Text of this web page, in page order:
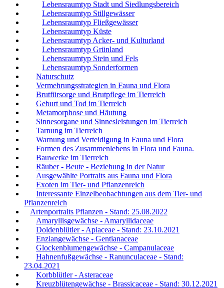
Lebensraumtyp Stadt und Siedlungsbereich
Lebensraumtyp Stillgewässer
Lebensraumtyp Fließgewässer
Lebensraumtyp Küste
Lebensraumtyp Acker- und Kulturland
Lebensraumtyp Grünland
Lebensraumtyp Stein und Fels
Lebensraumtyp Sonderformen
Naturschutz
Vermehrungsstrategien in Fauna und Flora
Brutfürsorge und Brutpflege im Tierreich
Geburt und Tod im Tierreich
Metamorphose und Häutung
Sinnesorgane und Sinnesleistungen im Tierreich
Tarnung im Tierreich
Warnung und Verteidigung in Fauna und Flora
Formen des Zusammenlebens in Flora und Fauna.
Bauwerke im Tierreich
Räuber - Beute - Beziehung in der Natur
Ausgewählte Portraits aus Fauna und Flora
Exoten im Tier- und Pflanzenreich
Interessante Einzelbeobachtungen aus dem Tier- und
Pflanzenreich
Artenportraits Pflanzen - Stand: 25.08.2022
Amaryllisgewächse - Amaryllidaceae
Doldenblütler - Apiaceae - Stand: 23.10.2021
Enziangewächse - Gentianaceae
Glockenblumengewächse - Campanulaceae
Hahnenfußgewächse - Ranunculaceae - Stand:
23.04.2021
Korbblütler - Asteraceae
Kreuzblütengewächse - Brassicaceae - Stand: 30.12.2021